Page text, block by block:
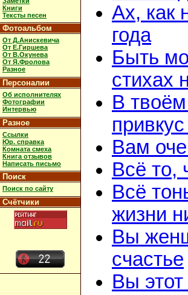
Книги
Тексты песен
Фотоальбом
От Д.Анискевича
От Е.Гиршева
От В.Окунева
От Я.Фролова
Разное
Персоналии
Об исполнителях
Фотографии
Интервью
Разное
Ссылки
Юр. справка
Комната смеха
Книга отзывов
Написать письмо
Поиск
Поиск по сайту
Счётчики
Ах, как
года
Быть
стихах
В
Вам
Всё то,
Всё
жизни
Вы
счастье
Вы этот